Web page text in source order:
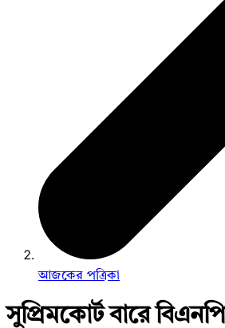
আজকের পত্রিকা
সুপ্রিমকোর্ট বারে